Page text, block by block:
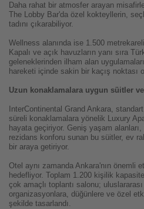
Daha rahat bir atmosfer arayan
The Lobby Bar'da özel kokteyllerin,
tadını çıkarabiliyor.
Wellness alanında ise 1.500
Kapalı ve açık havuzların yanı sıra
geleneklerinden ilham alan
hareketi içinde sakin bir kaçış noktası
Uzun konaklamalara uygun süitler
InterContinental Grand Ankara,
süreli konaklamalara yönelik Luxury
hayata geçiriyor. Geniş yaşam
rezidans konforu sunan bu süitler, ev
bir araya getiriyor.
Otel aynı zamanda Ankara'nın önemli
hedefliyor. Toplam 1.200 kişilik
çok amaçlı toplantı salonu;
organizasyonlara, düğünlere ve özel
şekilde tasarlandı.